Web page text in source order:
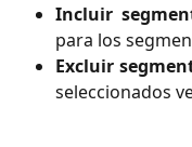
Incluir
para los
Excluir
seleccionados